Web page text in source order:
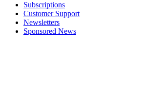
Subscriptions
Customer Support
Newsletters
Sponsored News